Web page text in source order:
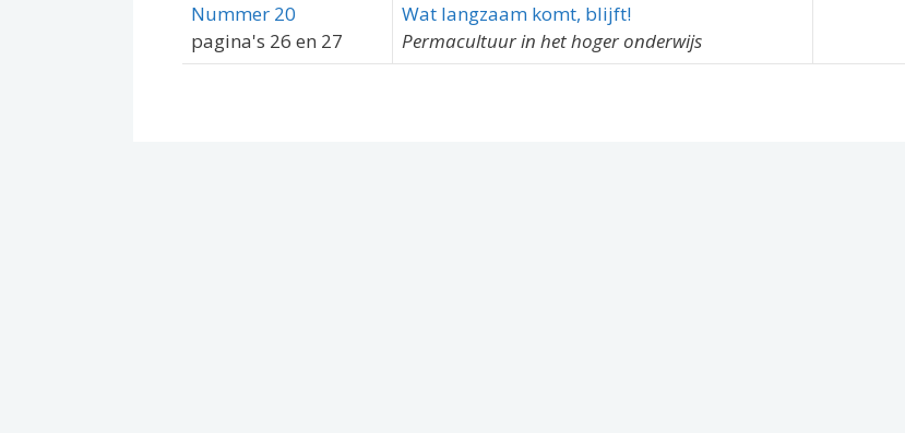
Nummer 20
pagina's 26 en 27
Wat langzaam komt, blijft!
Permacultuur in het hoger onderwijs